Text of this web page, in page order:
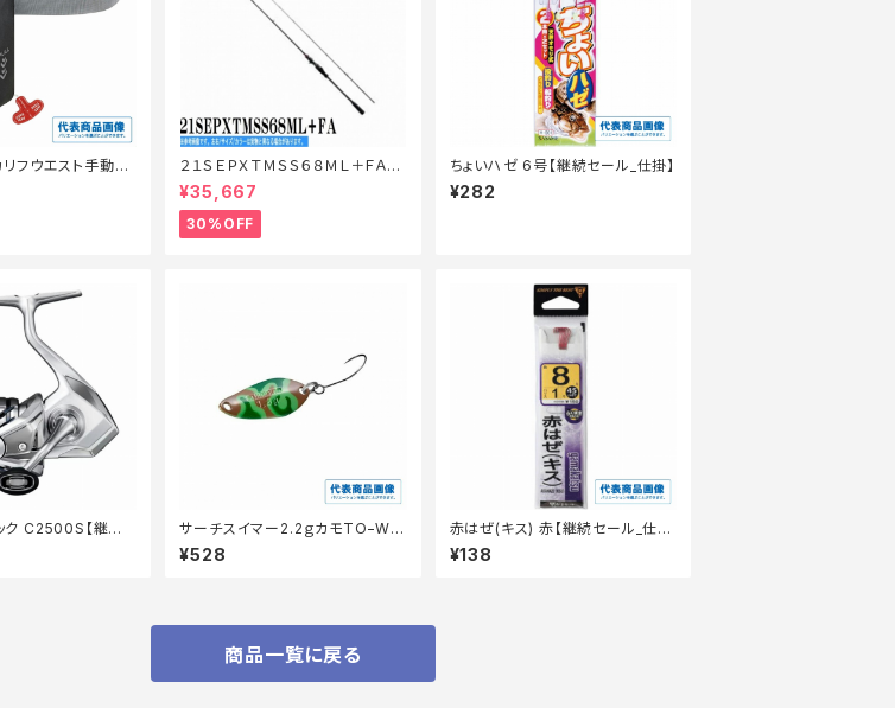
フウエスト手動ラ
２１ＳＥＰＸＴＭＳＳ６８ＭＬ＋ＦＡ
【特価ロッド】【30】
¥35,667
30%OFF
ちょいハゼ 6号【継続セール_仕掛】
¥282
ク C2500S【継続
10】
サーチスイマー2.2ｇカモTO−W2
2S
¥528
赤はぜ(キス) 赤【継続セール_仕
掛】
¥138
商品一覧に戻る